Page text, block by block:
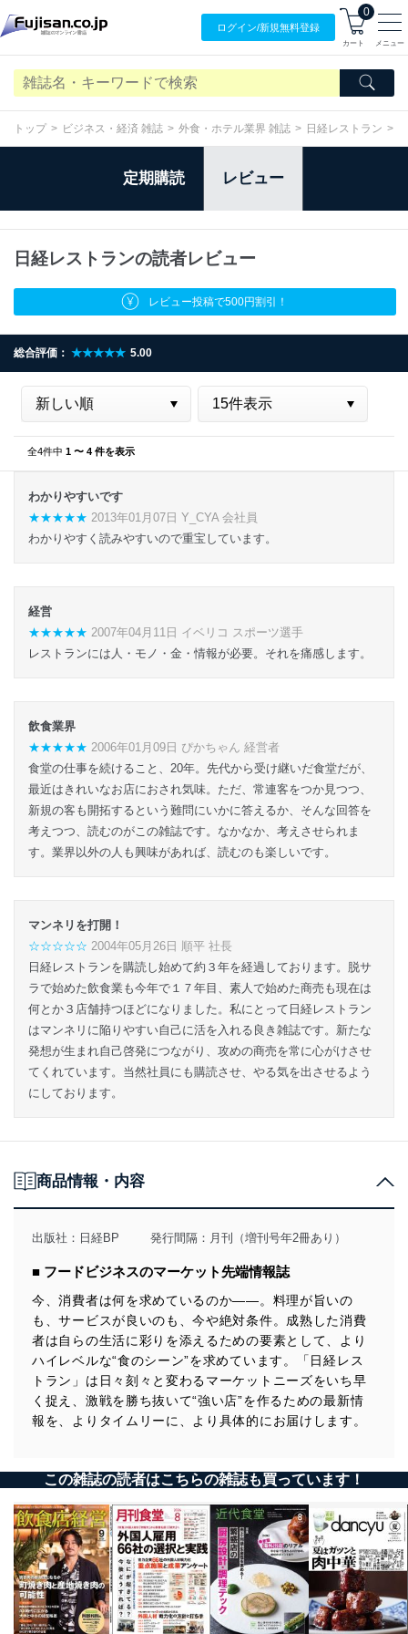
ログイン/新規無料登録
0
カート メニュー
トップ ビジネス・経済 雑誌 外食・ホテル業界 雑誌 日経レストラン
定期購読 レビュー
日経レストランの読者レビュー
レビュー投稿で500円割引！
総合評価： ★★★★★ 5.00
全4件中 1 〜 4 件を表示
わかりやすいです
★★★★★ 2013年01月07日 Y_CYA 会社員
わかりやすく読みやすいので重宝しています。
経営
★★★★★ 2007年04月11日 イベリコ スポーツ選手
レストランには人・モノ・金・情報が必要。それを痛感します。
飲食業界
★★★★★ 2006年01月09日 ぴかちゃん 経営者
食堂の仕事を続けること、20年。先代から受け継いだ食堂だが、
最近はきれいなお店におされ気味。ただ、常連客をつか見つつ、
新規の客も開拓するという難問にいかに答えるか、そんな回答を
考えつつ、読むのがこの雑誌です。なかなか、考えさせられま
す。業界以外の人も興味があれば、読むのも楽しいです。
マンネリを打開！
☆☆☆☆☆ 2004年05月26日 順平 社長
日経レストランを購読し始めて約３年を経過しております。脱サ
ラで始めた飲食業も今年で１７年目、素人で始めた商売も現在は
何とか３店舗持つほどになりました。私にとって日経レストラン
はマンネリに陥りやすい自己に活を入れる良き雑誌です。新たな
発想が生まれ自己啓発につながり、攻めの商売を常に心がけさせ
てくれています。当然社員にも購読させ、やる気を出させるよう
にしております。
商品情報・内容
出版社： 日経BP 発行間隔：月刊（増刊号年2冊あり）
■ フードビジネスのマーケット先端情報誌
今、消費者は何を求めているのか――。料理が旨いの
も、サービスが良いのも、今や絶対条件。成熟した消費
者は自らの生活に彩りを添えるための要素として、より
ハイレベルな“食のシーン”を求めています。「日経レス
トラン」は日々刻々と変わるマーケットニーズをいち早
く捉え、激戦を勝ち抜いて“強い店”を作るための最新情
報を、よりタイムリーに、より具体的にお届けします。
この雑誌の読者はこちらの雑誌も買っています！